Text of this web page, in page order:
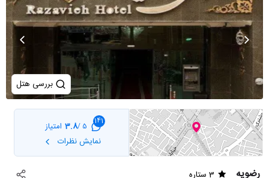
بررسی هتل
141
5 /
3.8 امتیاز
نمایش نظرات
رضویه
3 ستاره